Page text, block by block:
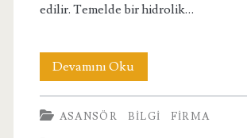
edilir. Temelde bir hidrolik…
Devamını OkuHidrolik
Yük
Asansörü
ASANSÖR BILGI FIRMA